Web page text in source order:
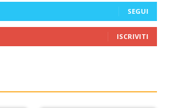
SEGUI
ISCRIVITI